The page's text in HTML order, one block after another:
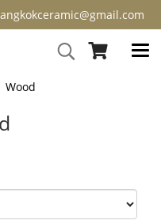
Wood